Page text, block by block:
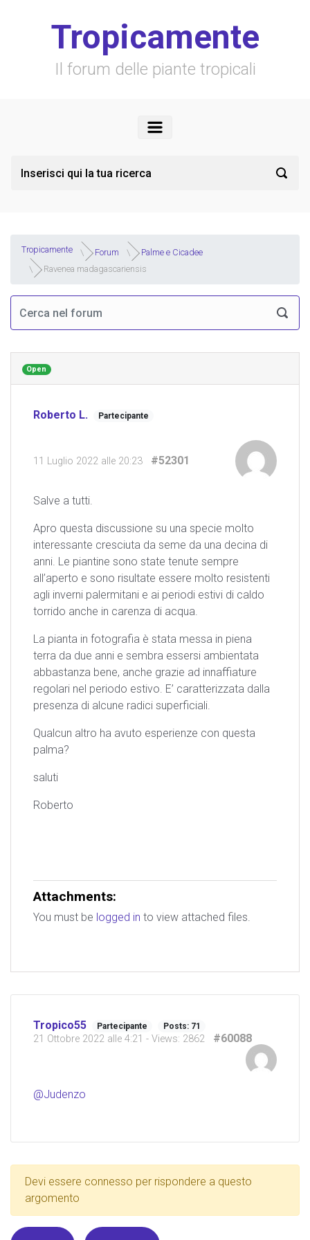
Tropicamente
Il forum delle piante tropicali
Tropicamente Forum
Palme e Cicadee
Ravenea madagascariensis
Open
Roberto L. Partecipante
11 Luglio 2022 alle 20:23 #52301
Salve a tutti.
Apro questa discussione su una specie molto
interessante cresciuta da seme da una decina di
anni. Le piantine sono state tenute sempre
all’aperto e sono risultate essere molto resistenti
agli inverni palermitani e ai periodi estivi di caldo
torrido anche in carenza di acqua.
La pianta in fotografia è stata messa in piena
terra da due anni e sembra essersi ambientata
abbastanza bene, anche grazie ad innaffiature
regolari nel periodo estivo. E’ caratterizzata dalla
presenza di alcune radici superficiali.
Qualcun altro ha avuto esperienze con questa
palma?
saluti
Roberto
Attachments:
You must be logged in to view attached files.
Tropico55 Partecipante Posts: 71
21 Ottobre 2022 alle 4:21 - Views: 2862 #60088
@Judenzo
Devi essere connesso per rispondere a questo
argomento